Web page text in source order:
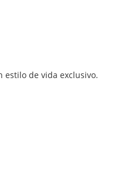
estilo de vida exclusivo.